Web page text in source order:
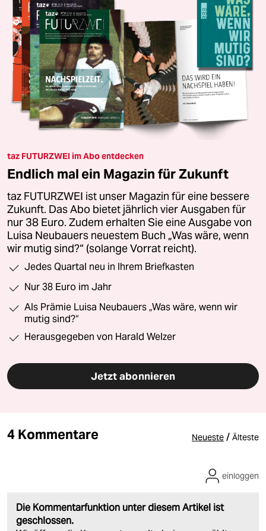
taz FUTURZWEI im Abo entdecken
Endlich mal ein Magazin für Zukunft
taz FUTURZWEI ist unser Magazin für eine bessere
Zukunft. Das Abo bietet jährlich vier Ausgaben für
nur 38 Euro. Zudem erhalten Sie eine Ausgabe von
Luisa Neubauers neuestem Buch „Was wäre, wenn
wir mutig sind?“ (solange Vorrat reicht).
Jedes Quartal neu in Ihrem Briefkasten
Nur 38 Euro im Jahr
Als Prämie Luisa Neubauers „Was wäre, wenn wir
mutig sind?“
Herausgegeben von Harald Welzer
Jetzt abonnieren
4 Kommentare Neueste / Älteste
Die Kommentarfunktion unter diesem Artikel ist
geschlossen.
einloggen